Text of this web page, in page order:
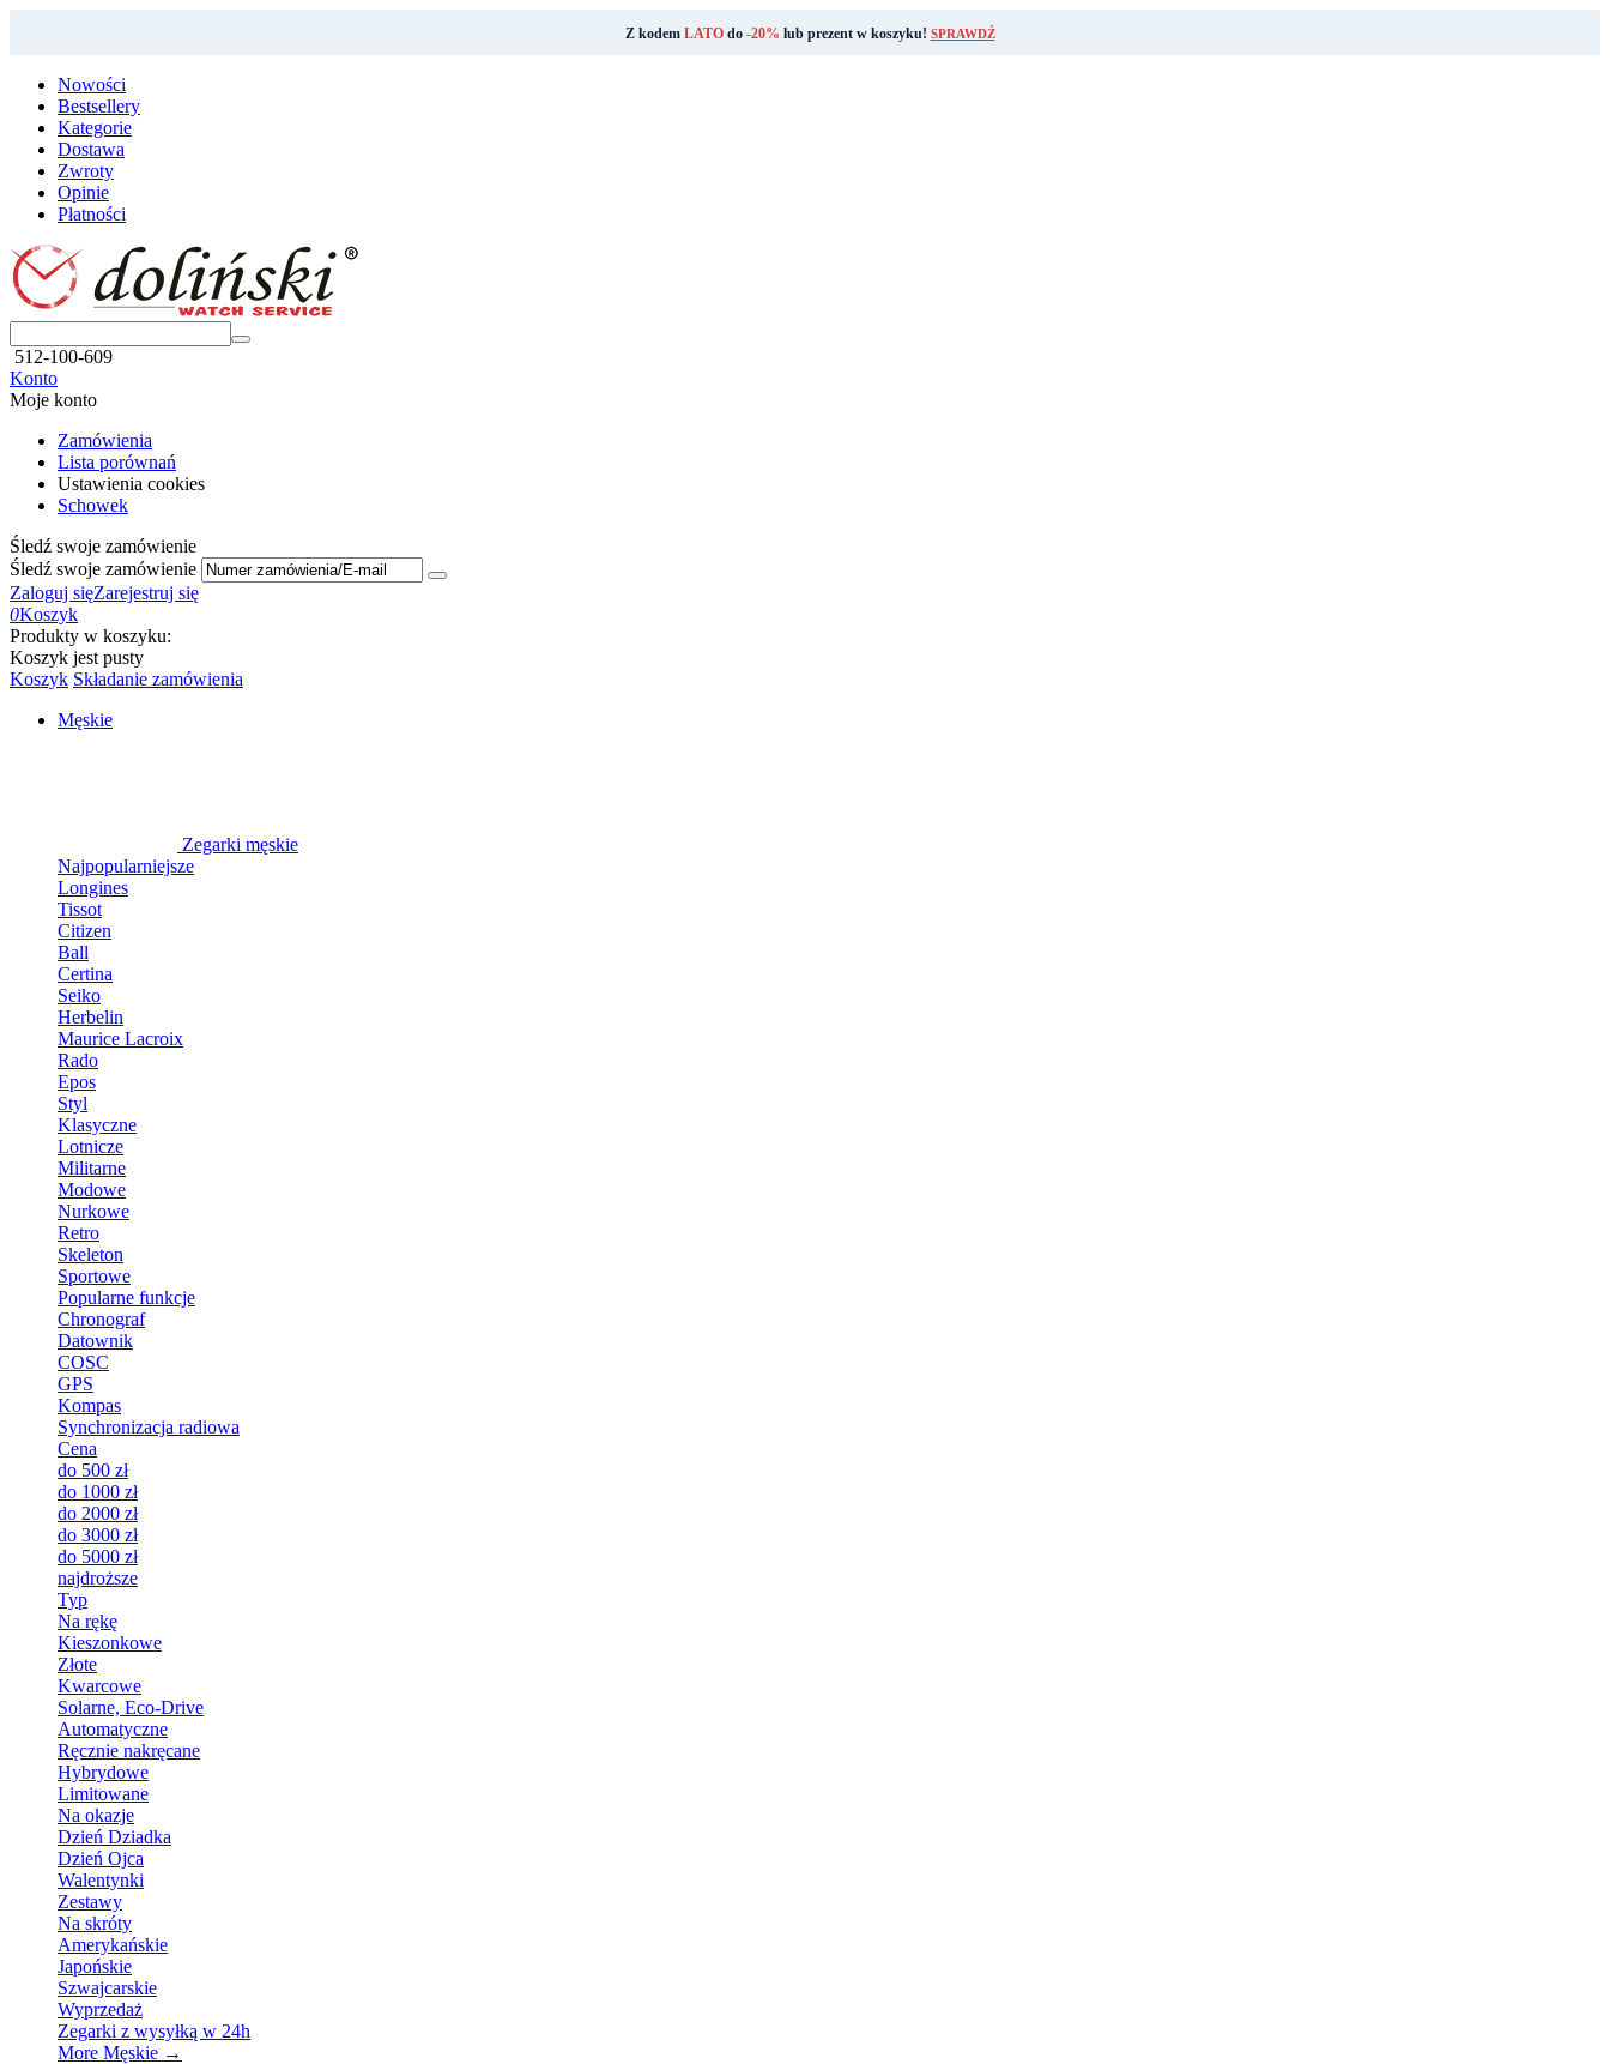
Z kodem LATOdo -20% lub prezent w koszyku! SPRAWDŹ
Nowości
Bestsellery
Kategorie
Dostawa
Zwroty
Opinie
Płatności
512-100-609
Konto
Moje konto
Zamówienia
Lista porównań
Ustawienia cookies
Schowek
Śledź swoje zamówienie
Śledź swoje zamówienie
Zaloguj sięZarejestruj się
0Koszyk
Produkty w koszyku:
Koszyk jest pusty
Koszyk Składanie zamówienia
Męskie
Zegarki męskie
Najpopularniejsze
Longines
Tissot
Citizen
Ball
Certina
Seiko
Herbelin
Maurice Lacroix
Rado
Epos
Styl
Klasyczne
Lotnicze
Militarne
Modowe
Nurkowe
Retro
Skeleton
Sportowe
Popularne funkcje
Chronograf
Datownik
COSC
GPS
Kompas
Synchronizacja radiowa
Cena
do 500 zł
do 1000 zł
do 2000 zł
do 3000 zł
do 5000 zł
najdroższe
Typ
Na rękę
Kieszonkowe
Złote
Kwarcowe
Solarne, Eco-Drive
Automatyczne
Ręcznie nakręcane
Hybrydowe
Limitowane
Na okazje
Dzień Dziadka
Dzień Ojca
Walentynki
Zestawy
Na skróty
Amerykańskie
Japońskie
Szwajcarskie
Wyprzedaż
Zegarki z wysyłką w 24h
More Męskie →